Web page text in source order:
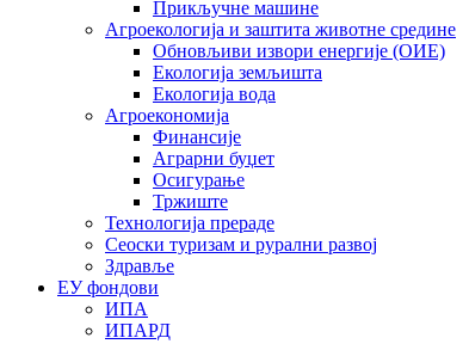
Прикључне машине
Агроекологија и заштита животне средине
Обновљиви извори енергије (ОИЕ)
Екологија земљишта
Екологија вода
Агроекономија
Финансије
Аграрни буџет
Осигурање
Тржиште
Технологија прераде
Сеоски туризам и рурални развој
Здравље
ЕУ фондови
ИПА
ИПАРД